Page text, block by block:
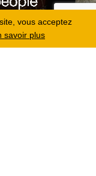
vous acceptez
savoir plus